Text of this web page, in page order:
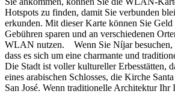
Hotspots zu finden, damit Sie verbunden
erkunden. Mit dieser Karte können Sie
Gebühren sparen und an verschiedenen
WLAN nutzen. Wenn Sie Níjar besuchen,
dass es sich um eine charmante und
Die Stadt ist voller kultureller Erbesstätten,
eines arabischen Schlosses, die Kirche
San José. Wenn traditionelle Architektur Ihr